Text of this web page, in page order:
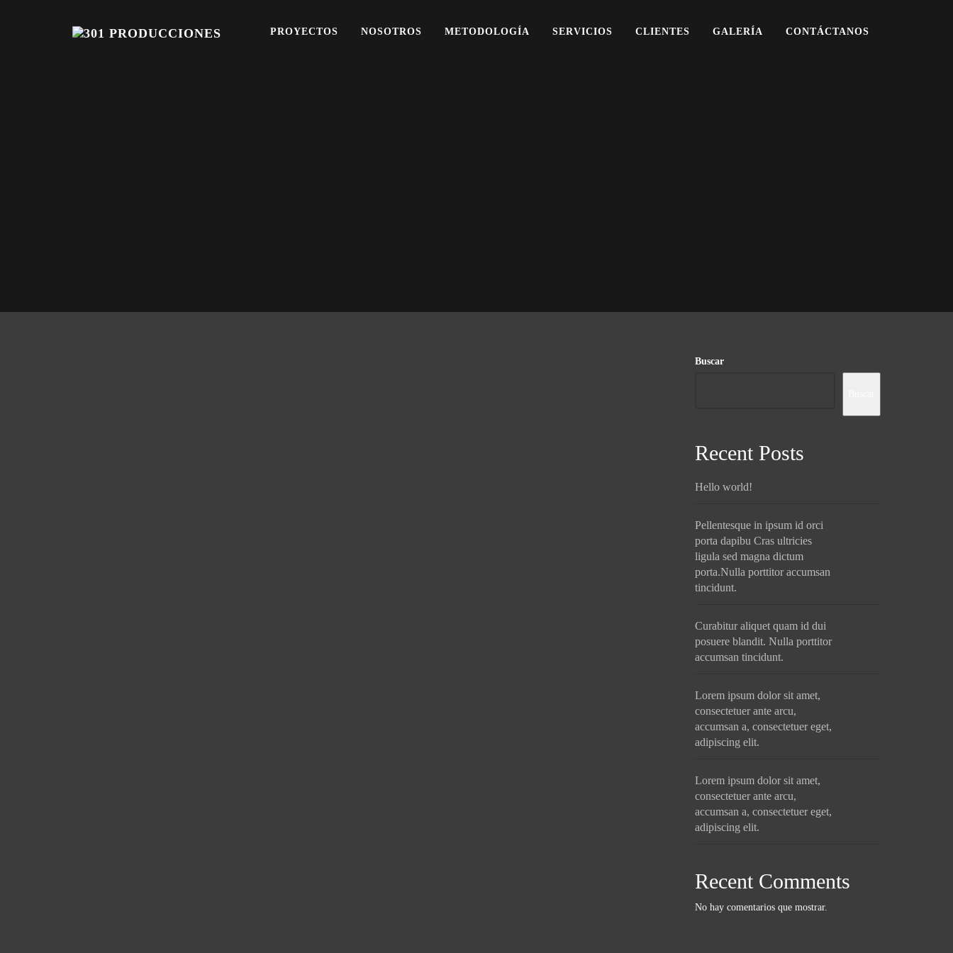
PROYECTOS NOSOTROS METODOLOGÍA SERVICIOS CLIENTES GALERÍA CONTÁCTANOS
Buscar
Recent Posts
Hello world!
Pellentesque in ipsum id orci
porta dapibu Cras ultricies
ligula sed magna dictum
porta.Nulla porttitor accumsan
tincidunt.
Curabitur aliquet quam id dui
posuere blandit. Nulla porttitor
accumsan tincidunt.
Lorem ipsum dolor sit amet,
consectetuer ante arcu,
accumsan a, consectetuer eget,
adipiscing elit.
Lorem ipsum dolor sit amet,
consectetuer ante arcu,
accumsan a, consectetuer eget,
adipiscing elit.
Recent Comments
No hay comentarios que mostrar.